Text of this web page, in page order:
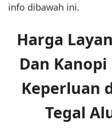
info dibawah ini.
Harga
Dan
Keperluan
Tegal